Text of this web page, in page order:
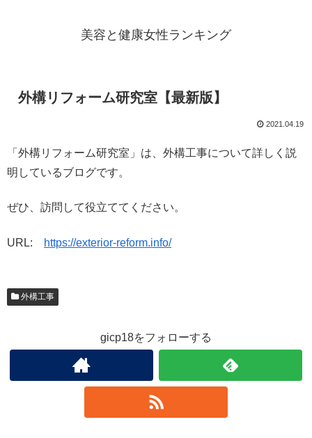
美容と健康女性ランキング
外構リフォーム研究室【最新版】
2021.04.19
「外構リフォーム研究室」は、外構工事について詳しく説
明しているブログです。
ぜひ、訪問して役立ててください。
URL: https://exterior-reform.info/
外構工事
gicp18をフォローする